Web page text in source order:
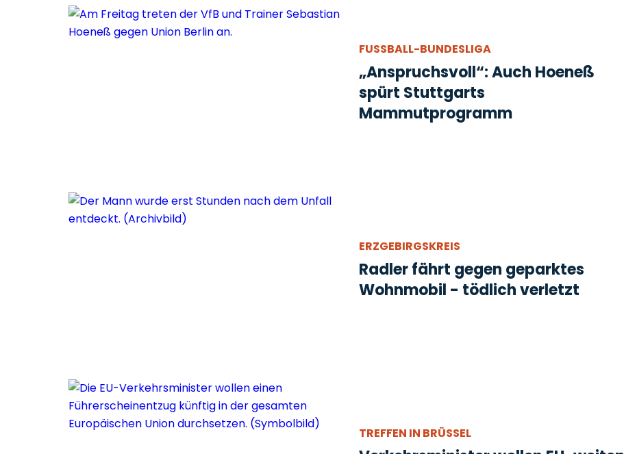
FUSSBALL-BUNDESLIGA
„Anspruchsvoll“: Auch Hoeneß
spürt Stuttgarts
Mammutprogramm
ERZGEBIRGSKREIS
Radler fährt gegen geparktes
Wohnmobil - tödlich verletzt
TREFFEN IN BRÜSSEL